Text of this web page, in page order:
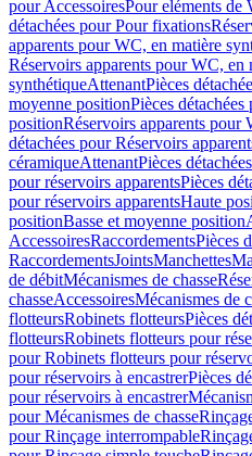
pour AccessoiresPour eléments de
détachées pour Pour fixations
apparents pour WC, en matière
Réservoirs apparents pour WC, en
synthétiqueAttenantPièces
moyenne positionPièces
positionRéservoirs apparents pour
détachées pour Réservoirs
céramiqueAttenantPièces
pour réservoirs apparentsPièces
pour réservoirs apparentsHaute
positionBasse et moyenne position
AccessoiresRaccordementsPièces
RaccordementsJointsManchettes
de débitMécanismes de chasse
chasseAccessoiresMécanismes de
flotteursRobinets flotteursPièces
flotteursRobinets flotteurs pour
pour Robinets flotteurs pour
pour réservoirs à encastrerPièces
pour réservoirs à encastrer
pour Mécanismes de chasse
pour Rinçage interrompable